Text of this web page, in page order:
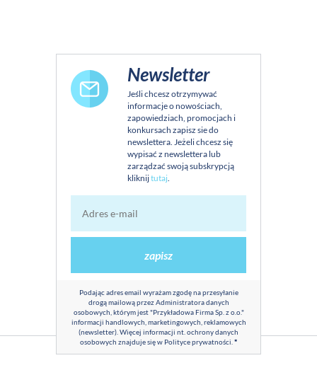
Newsletter
Jeśli chcesz otrzymywać
informacje o nowościach,
zapowiedziach, promocjach i
konkursach zapisz sie do
newslettera. Jeżeli chcesz się
wypisać z newslettera lub
zarządzać swoją subskrypcją
kliknijtutaj.
zapisz
Podając adres email wyrażam zgodę na przesyłanie
drogą mailową przez Administratora danych
osobowych, którym jest "Przykładowa Firma Sp. z o.o."
informacji handlowych, marketingowych, reklamowych
(newsletter). Więcej informacji nt. ochrony danych
osobowych znajduje się w Polityce prywatności *